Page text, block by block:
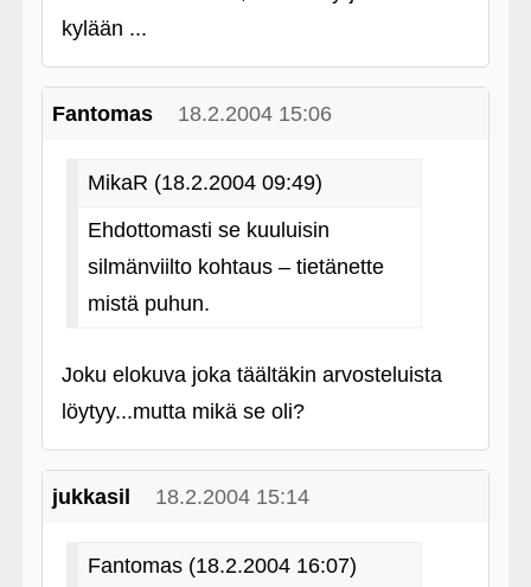
kylään ...
Fantomas 18.2.2004 15:06
MikaR (18.2.2004 09:49)
Ehdottomasti se kuuluisin
silmänviilto kohtaus – tietänette
mistä puhun.
Joku elokuva joka täältäkin arvosteluista
löytyy...mutta mikä se oli?
jukkasil 18.2.2004 15:14
Fantomas (18.2.2004 16:07)